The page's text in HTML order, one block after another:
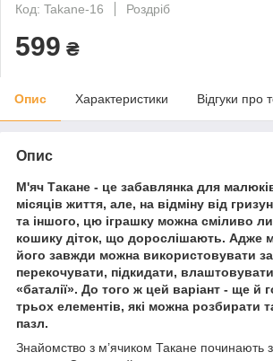
Код: Takane-16
Роздріб
599 ₴
Опис Характеристики Відгуки про
Опис
М'яч Такане - це забавлянка для
місяців життя, але, на відміну від
та іншого, цю іграшку можна сміливо
кошику діток, що дорослішають. Адже
його завжди можна використовувати
перекочувати, підкидати,
«баталії». До того ж цей варіант - ще й
трьох елементів, які можна розбирати
пазл.
Знайомство з м’ячиком Такане починають